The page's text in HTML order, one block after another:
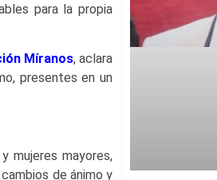
para la propia
Míranos, aclara
presentes en un
mujeres mayores,
de ánimo y